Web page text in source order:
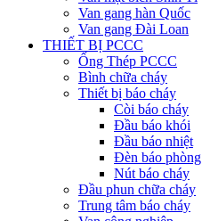
Van gang hàn Quốc
Van gang Đài Loan
THIẾT BỊ PCCC
Ống Thép PCCC
Bình chữa cháy
Thiết bị báo cháy
Còi báo cháy
Đầu báo khói
Đầu báo nhiệt
Đèn báo phòng
Nút báo cháy
Đầu phun chữa cháy
Trung tâm báo cháy